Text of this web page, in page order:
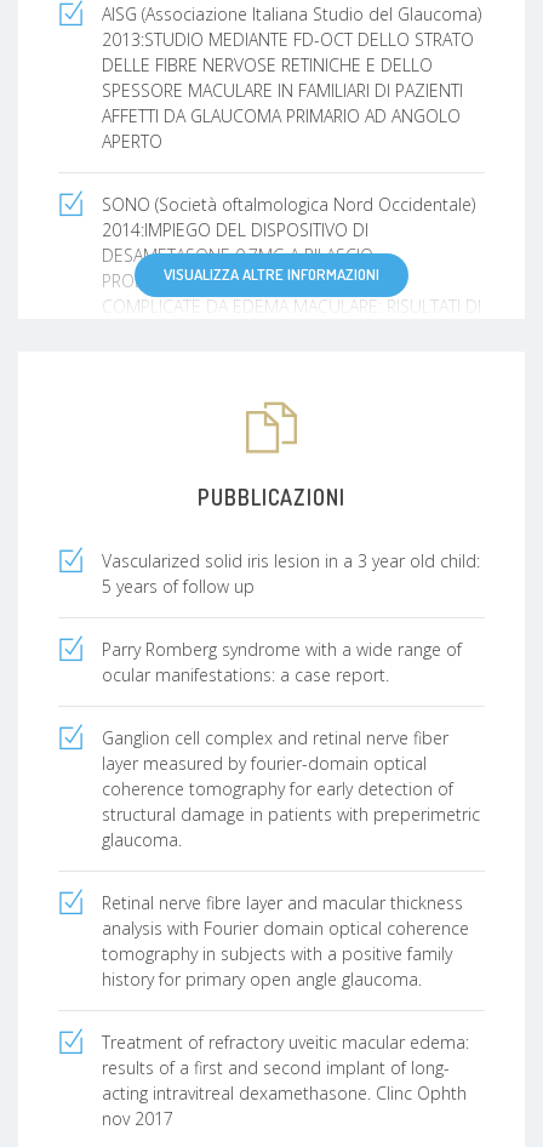
AISG (Associazione Italiana Studio del Glaucoma)
2013:STUDIO MEDIANTE FD-OCT DELLO STRATO
DELLE FIBRE NERVOSE RETINICHE E DELLO
SPESSORE MACULARE IN FAMILIARI DI PAZIENTI
AFFETTI DA GLAUCOMA PRIMARIO AD ANGOLO
APERTO
SONO (Società oftalmologica Nord Occidentale)
2014:IMPIEGO DEL DISPOSITIVO DI
DESAMETASONE 0,7MG A RILASCIO
PROLUNGATO (OZURDEX) NELLE UVEITI
COMPLICATE DA EDEMA MACULARE: RISULTATI DI
della Cataratta e Refrattiva) 2014:STABILITA
´ROTAZIONALE DI IOL TORICHE NANOFLEX.
SONO (Società oftalmologica Nord Occidentale)
INTRAVITREALE A LENTO RILASCIO NELL EDEMA
MACULARE DIABETICO: PRIMI RISULTATI.
VISUALIZZA ALTRE INFORMAZIONI
PUBBLICAZIONI
Vascularized solid iris lesion in a 3 year old child:
5 years of follow up
Parry Romberg syndrome with a wide range of
ocular manifestations: a case report.
Ganglion cell complex and retinal nerve fiber
layer measured by fourier-domain optical
coherence tomography for early detection of
structural damage in patients with preperimetric
glaucoma.
Retinal nerve fibre layer and macular thickness
analysis with Fourier domain optical coherence
tomography in subjects with a positive family
history for primary open angle glaucoma.
Treatment of refractory uveitic macular edema:
results of a first and second implant of long-
acting intravitreal dexamethasone. Clinc Ophth
nov 2017